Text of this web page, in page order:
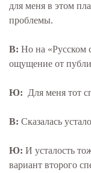
для меня в этом
проблемы.
В: Но на «Русском
ощущение от
Ю: Для меня тот
В: Сказалась
Ю: И усталость
вариант второго